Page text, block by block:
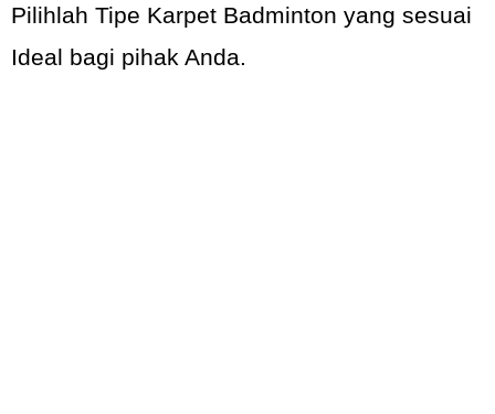
Pilihlah Tipe Karpet Badminton yang sesuai
Ideal bagi pihak Anda.